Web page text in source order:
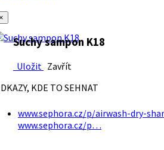
Suchy sampon K18
Uložit Zavřít
KDE TO SEHNAT
www.sephora.cz/p/airwash-dry-
www.sephora.cz/p…